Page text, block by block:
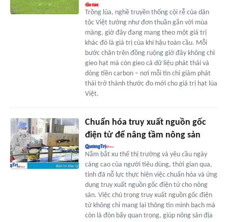
Trồng lúa, nghề truyền thống cội rễ của dân
tộc Việt tưởng như đơn thuần gắn với mùa
màng, giờ đây đang mang theo một giá trị
khác đó là giá trị của khí hậu toàn cầu. Mỗi
bước chân trên đồng ruộng giờ đây không chỉ
gieo hạt mà còn gieo cả dữ liệu phát thải và
dòng tiền carbon – nơi mỗi tín chỉ giảm phát
thải trở thành thước đo mới cho giá trị hạt lúa
Việt.
Chuẩn hóa truy xuất nguồn gốc
điện tử để nâng tầm nông sản
Nắm bắt xu thế thị trường và yêu cầu ngày
càng cao của người tiêu dùng, thời gian qua,
tỉnh đã nỗ lực thực hiện việc chuẩn hóa và ứng
dụng truy xuất nguồn gốc điện tử cho nông
sản. Việc chú trọng truy xuất nguồn gốc điện
tử không chỉ mang lại thông tin minh bạch mà
còn là đòn bẩy quan trọng, giúp nông sản địa